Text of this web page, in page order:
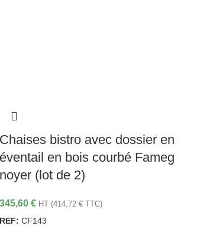
Chaises bistro avec dossier en
éventail en bois courbé Fameg
noyer (lot de 2)
345,60 € HT (414,72 € TTC)
REF: CF143